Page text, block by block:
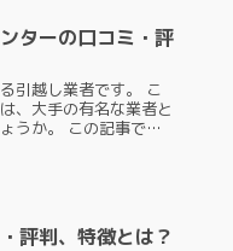
ターの口コミ・評
引越し業者です。 こ
、大手の有名な業者と
うか。 この記事で
評判、特徴とは？